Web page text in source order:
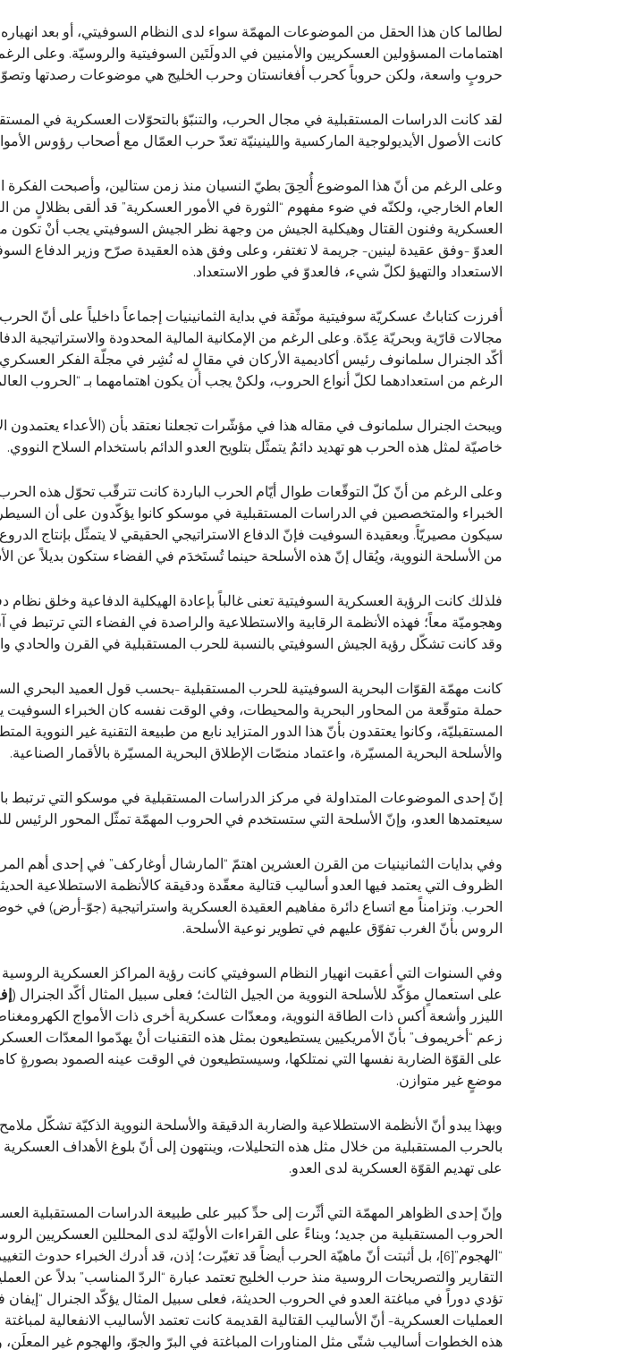
لطالما كان هذا الحقل من الموضوعات المهمّة سواء لدى النظام السوفيتي، أو بعد
اهتمامات المسؤولين العسكريين والأمنيين في الدولَتَين السوفيتية والروسيّة. وعلى
حروبٍ واسعة، ولكن حروباً كحرب أفغانستان وحرب الخليج هي موضوعات رصدتها
لقد كانت الدراسات المستقبلية في مجال الحرب، والتنبّؤ بالتحوّلات العسكرية في
كانت الأصول الأيديولوجية الماركسية واللينينيّة تعدّ حرب العمّال مع أصحاب رؤوس
وعلى الرغم من أنّ هذا الموضوع أُلحِقَ بطيّ النسيان منذ زمن ستالين، وأصبحت الفكرة
العام الخارجي، ولكنّه في ضوء مفهوم “الثورة في الأمور العسكرية” قد ألقى بظلالٍ
العسكرية وفنون القتال وهيكلية الجيش من وجهة نظر الجيش السوفيتي يجب أنْ تكون
العدوّ -وفق عقيدة لينين- جريمة لا تغتفر، وعلى وفق هذه العقيدة صرّح وزير الدفاع
الاستعداد والتهيؤ لكلّ شيء، فالعدوّ في طور الاستعداد.
أفرزت كتاباتٌ عسكريّة سوفيتية موثّقة في بداية الثمانينيات إجماعاً داخلياً على أنّ
الرغم من استعدادهما لكلّ أنواع الحروب، ولكنْ يجب أن يكون اهتمامهما بـ “الحروب
ويبحث الجنرال سلمانوف في مقاله هذا في مؤشّرات تجعلنا نعتقد بأن (الأعداء يعتمدون
خاصيّة لمثل هذه الحرب هو تهديد دائمٌ يتمثّل بتلويح العدو الدائم باستخدام السلاح النووي.
وعلى الرغم من أنّ كلّ التوقّعات طوال أيّام الحرب الباردة كانت تترقّب تحوّل هذه
الخبراء والمتخصصين في الدراسات المستقبلية في موسكو كانوا يؤكّدون على أن
سيكون مصيريّاً. وبعقيدة السوفيت فإنّ الدفاع الاستراتيجي الحقيقي لا يتمثّل بإنتاج
من الأسلحة النووية، ويُقال إنّ هذه الأسلحة حينما تُستَخدَم في الفضاء ستكون بديلاً عن
فلذلك كانت الرؤية العسكرية السوفيتية تعنى غالباً بإعادة الهيكلية الدفاعية وخلق
وهجوميّة معاً؛ فهذه الأنظمة الرقابية والاستطلاعية والراصدة في الفضاء التي ترتبط
وقد كانت تشكّل رؤية الجيش السوفيتي بالنسبة للحرب المستقبلية في القرن والحادي
كانت مهمّة القوّات البحرية السوفيتية للحرب المستقبلية -بحسب قول العميد البحري
حملة متوقّعة من المحاور البحرية والمحيطات، وفي الوقت نفسه كان الخبراء
المستقبليّة، وكانوا يعتقدون بأنّ هذا الدور المتزايد نابع من طبيعة التقنية غير
والأسلحة البحرية المسيّرة، واعتماد منصّات الإطلاق البحرية المسيّرة بالأقمار الصناعية.
إنّ إحدى الموضوعات المتداولة في مركز الدراسات المستقبلية في موسكو التي ترتبط
سيعتمدها العدو، وإنّ الأسلحة التي ستستخدم في الحروب المهمّة تمثّل المحور الرئيس
وفي بدايات الثمانينيات من القرن العشرين اهتمّ “المارشال أوغاركف” في إحدى أهم
الظروف التي يعتمد فيها العدو أساليب قتالية معقّدة ودقيقة كالأنظمة الاستطلاعية
الحرب. وتزامناً مع اتساع دائرة مفاهيم العقيدة العسكرية واستراتيجية (جوّ-أرض) في
الروس بأنّ الغرب تفوّق عليهم في تطوير نوعية الأسلحة.
وفي السنوات التي أعقبت انهيار النظام السوفيتي كانت رؤية المراكز العسكرية
على استعمالٍ مؤكّد للأسلحة النووية من الجيل الثالث؛ فعلى سبيل المثال أكّد الجنرال (
الليزر وأشعة أكس ذات الطاقة النووية، ومعدّات عسكرية أخرى ذات الأمواج
زعم “أخريموف” بأنّ الأمريكيين يستطيعون بمثل هذه التقنيات أنْ يهدّموا المعدّات
على القوّة الضاربة نفسها التي نمتلكها، وسيستطيعون في الوقت عينه الصمود بصورةٍ
موضعٍ غير متوازن.
وبهذا يبدو أنّ الأنظمة الاستطلاعية والضاربة الدقيقة والأسلحة النووية الذكيّة
بالحرب المستقبلية من خلال مثل هذه التحليلات، وينتهون إلى أنّ بلوغ الأهداف
على تهديم القوّة العسكرية لدى العدو.
الحروب المستقبلية من جديد؛ وبناءً على القراءات الأوليّة لدى المحللين العسكريين
“الهجوم”[6] ، بل أثبتت أنّ ماهيّة الحرب أيضاً قد تغيّرت؛ إذن، قد أدرك الخبراء حدوث
التقارير والتصريحات الروسية منذ حرب الخليج تعتمد عبارة “الردّ المناسب” بدلاً عن
تؤدي دوراً في مباغتة العدو في الحروب الحديثة، فعلى سبيل المثال يؤكّد الجنرال
هذه الخطوات أساليب شتّى مثل المناورات المباغتة في البرّ والجوّ، والهجوم غير المعلَن،